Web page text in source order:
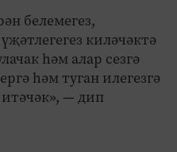
белемегез,
киләчәктә
һәм алар сезгә
һәм туган илегезгә
— дип